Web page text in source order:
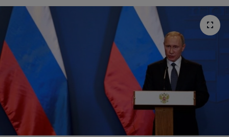
BİLİM-TEKNOLOJİ
SAĞLIK
FOTO GALERİ
VIDEO GALERİ
ALGEMENE VOORWAARDEN
CONTACT
Haber Arşivi